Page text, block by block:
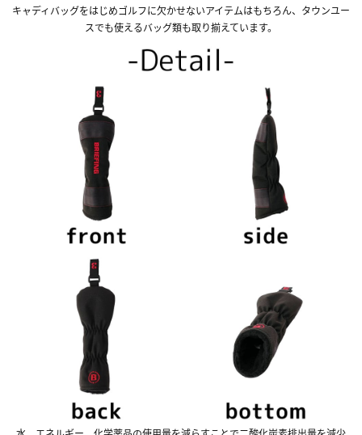
キャディバッグをはじめゴルフに欠かせないアイテムはもちろん、タウンユー
スでも使えるバッグ類も取り揃えています。